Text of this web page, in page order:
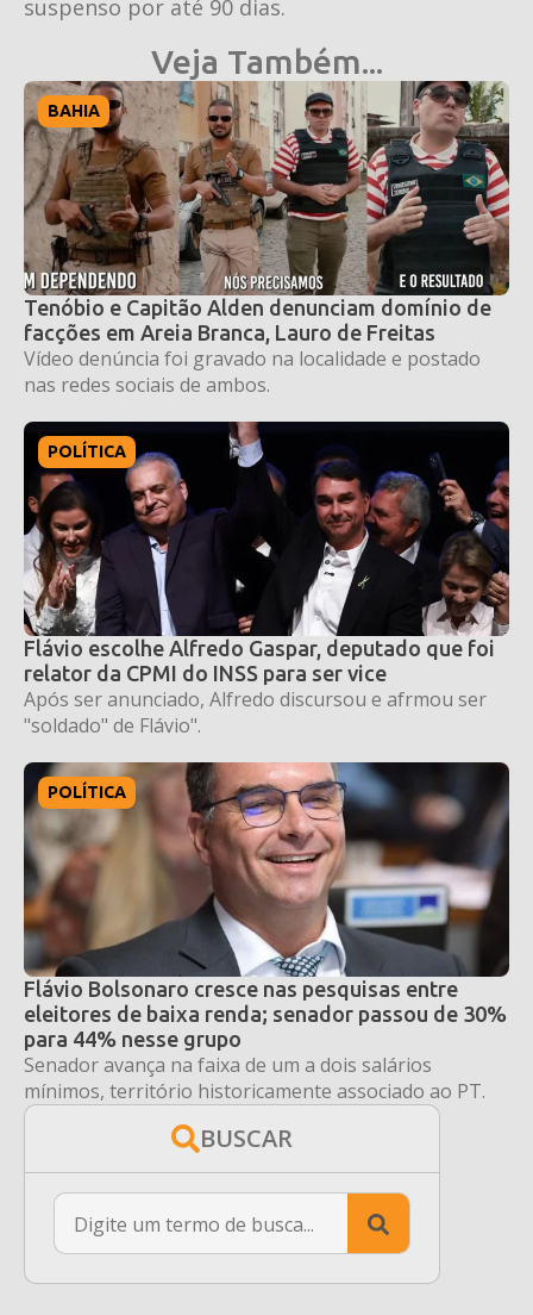
suspenso por até 90 dias.
Veja Também...
BAHIA
Tenóbio e Capitão Alden denunciam domínio de
facções em Areia Branca, Lauro de Freitas
Vídeo denúncia foi gravado na localidade e postado
nas redes sociais de ambos.
POLÍTICA
Flávio escolhe Alfredo Gaspar, deputado que foi
relator da CPMI do INSS para ser vice
Após ser anunciado, Alfredo discursou e afrmou ser
"soldado" de Flávio".
POLÍTICA
Flávio Bolsonaro cresce nas pesquisas entre
eleitores de baixa renda; senador passou de 30%
para 44% nesse grupo
Senador avança na faixa de um a dois salários
mínimos, território historicamente associado ao PT.
BUSCAR
Search
for: